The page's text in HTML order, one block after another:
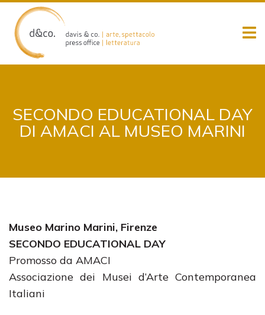
content
SECONDO EDUCATIONAL DAY
DI AMACI AL MUSEO MARINI
Museo Marino Marini, Firenze
SECONDO EDUCATIONAL DAY
Promosso da AMACI
Associazione dei Musei d’Arte Contemporanea
Italiani